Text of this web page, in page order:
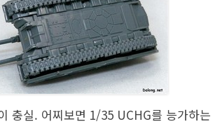
충실. 어찌보면 1/35 UCHG를 능가하는